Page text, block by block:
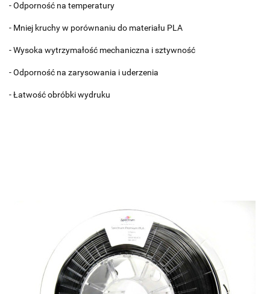
- Odporność na temperatury
- Mniej kruchy w porównaniu do materiału PLA
- Wysoka wytrzymałość mechaniczna i sztywność
- Odporność na zarysowania i uderzenia
- Łatwość obróbki wydruku